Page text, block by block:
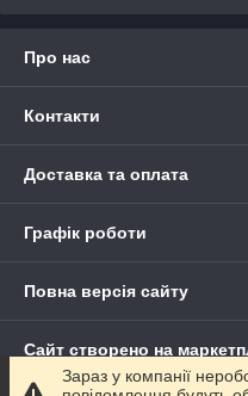
Про нас
Контакти
Доставка та оплата
Графік роботи
Повна версія сайту
Сайт створено на
Зараз у компанії